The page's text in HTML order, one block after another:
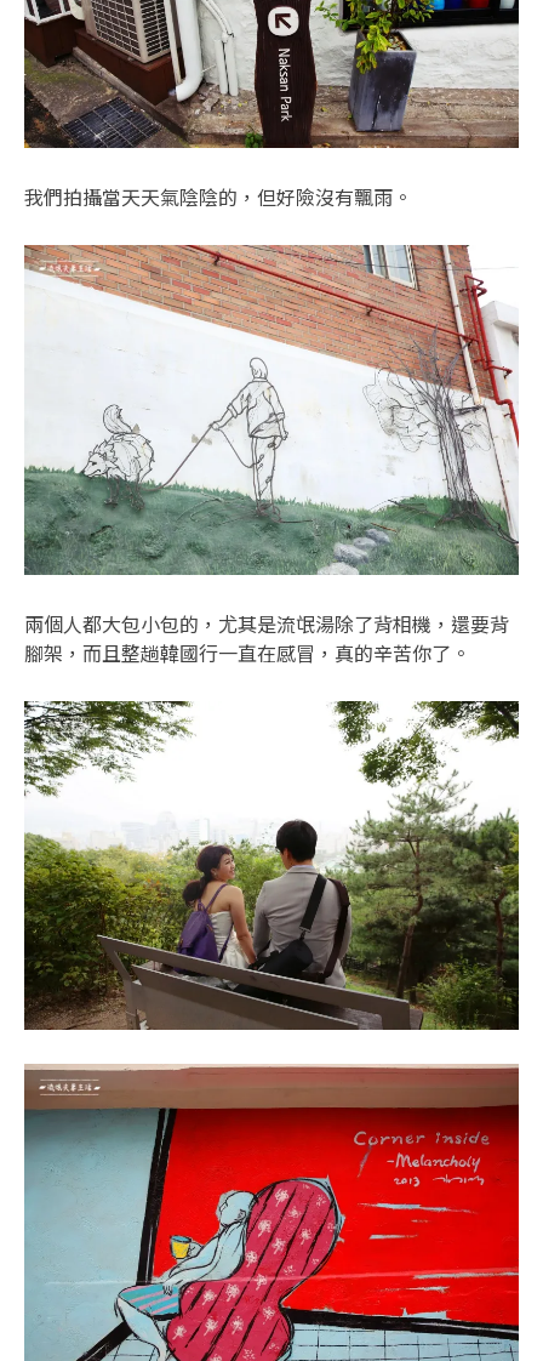
我們拍攝當天天氣陰陰的，但好險沒有飄雨。
兩個人都大包小包的，尤其是流氓湯除了背相機，還要背
腳架，而且整趟韓國行一直在感冒，真的辛苦你了。